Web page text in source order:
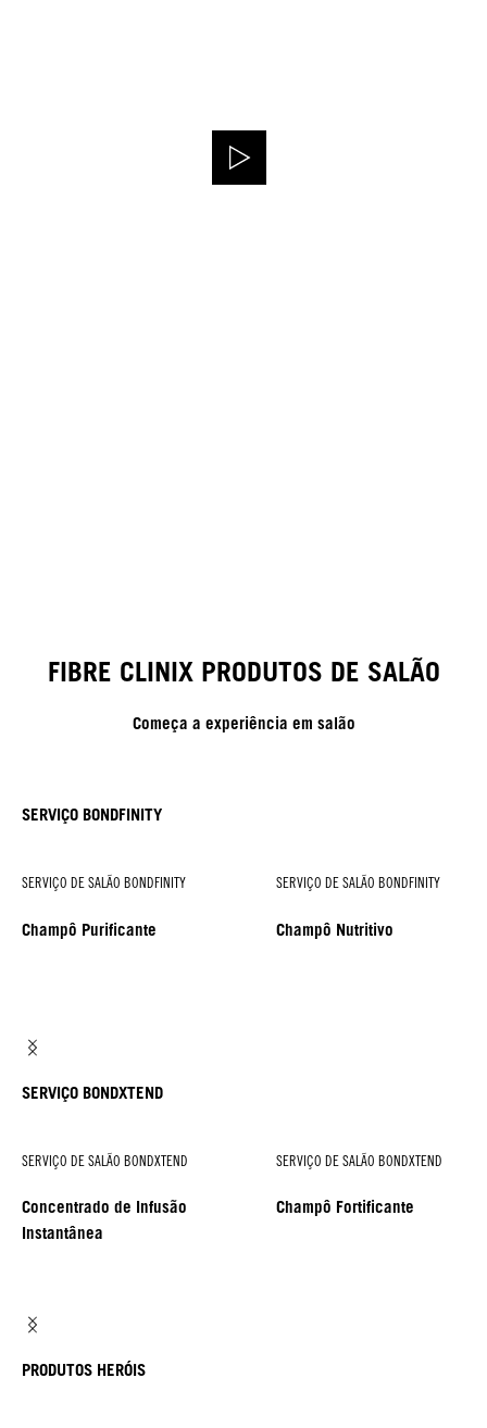
FIBRE CLINIX PRODUTOS DE SALÃO
Começa a experiência em salão
SERVIÇO BONDFINITY
SERVIÇO DE SALÃO BONDFINITY
Champô Purificante
SERVIÇO DE SALÃO BONDFINITY
Champô Nutritivo
SERVIÇO BONDXTEND
SERVIÇO DE SALÃO BONDXTEND
Concentrado de Infusão
Instantânea
SERVIÇO DE SALÃO BONDXTEND
Champô Fortificante
PRODUTOS HERÓIS